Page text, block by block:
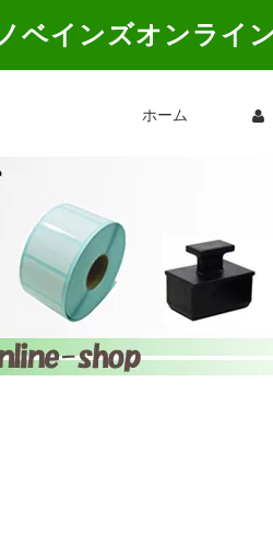
ベインズオンライ
ホーム